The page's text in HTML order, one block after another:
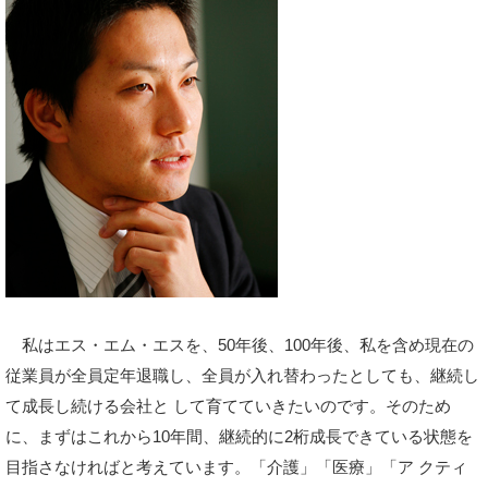
私はエス・エム・エスを、50年後、100年後、私を含め現在の
従業員が全員定年退職し、全員が入れ替わったとしても、継続し
て成長し続ける会社と して育てていきたいのです。そのため
に、まずはこれから10年間、継続的に2桁成長できている状態を
目指さなければと考えています。「介護」「医療」「ア クティ